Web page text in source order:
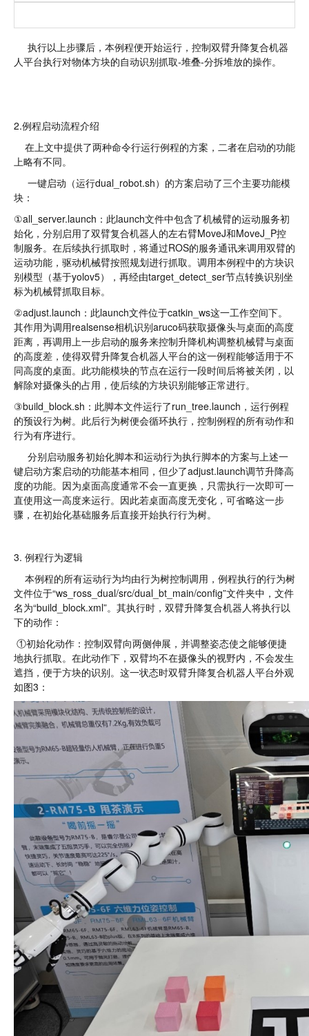
执行以上步骤后，本例程便开始运行，控制双臂升降复合机器
人平台执行对物体方块的自动识别抓取-堆叠-分拆堆放的操作。
2.例程启动流程介绍
在上文中提供了两种命令行运行例程的方案，二者在启动的功能
上略有不同。
一键启动（运行dual_robot.sh）的方案启动了三个主要功能模
块：
①all_server.launch：此launch文件中包含了机械臂的运动服务初
始化，分别启用了双臂复合机器人的左右臂MoveJ和MoveJ_P控
制服务。在后续执行抓取时，将通过ROS的服务通讯来调用双臂的
运动功能，驱动机械臂按照规划进行抓取。调用本例程中的方块识
别模型（基于yolov5），再经由target_detect_ser节点转换识别坐
标为机械臂抓取目标。
②adjust.launch：此launch文件位于catkin_ws这一工作空间下。
其作用为调用realsense相机识别aruco码获取摄像头与桌面的高度
距离，再调用上一步启动的服务来控制升降机构调整机械臂与桌面
的高度差，使得双臂升降复合机器人平台的这一例程能够适用于不
同高度的桌面。此功能模块的节点在运行一段时间后将被关闭，以
解除对摄像头的占用，使后续的方块识别能够正常进行。
③build_block.sh：此脚本文件运行了run_tree.launch，运行例程
的预设行为树。此后行为树便会循环执行，控制例程的所有动作和
行为有序进行。
分别启动服务初始化脚本和运动行为执行脚本的方案与上述一
键启动方案启动的功能基本相同，但少了adjust.launch调节升降高
度的功能。因为桌面高度通常不会一直更换，只需执行一次即可一
直使用这一高度来运行。因此若桌面高度无变化，可省略这一步
骤，在初始化基础服务后直接开始执行行为树。
3. 例程行为逻辑
本例程的所有运动行为均由行为树控制调用，例程执行的行为树
文件位于“ws_ross_dual/src/dual_bt_main/config”文件夹中，文件
名为“build_block.xml”。其执行时，双臂升降复合机器人将执行以
下的动作：
①初始化动作：控制双臂向两侧伸展，并调整姿态使之能够便捷
地执行抓取。在此动作下，双臂均不在摄像头的视野内，不会发生
遮挡，便于方块的识别。这一状态时双臂升降复合机器人平台外观
如图3：